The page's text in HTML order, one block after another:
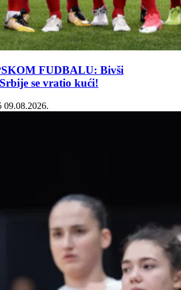
FUDBALU: Bivši
se vratio kući!
09.08.2026.